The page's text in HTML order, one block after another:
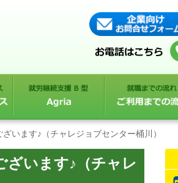
います♪（チャレジョブセンター桶川）
ざいます♪（チャレ